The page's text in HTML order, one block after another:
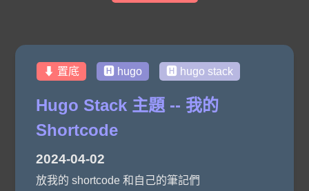
⬇ 置底 🅷 hugo 🅷 hugo stack
Hugo Stack 主題 -- 我的
Shortcode
2024-04-02
放我的 shortcode 和自己的筆記們